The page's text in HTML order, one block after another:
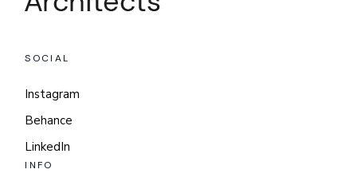
SOCIAL
Instagram
Behance
LinkedIn
INFO